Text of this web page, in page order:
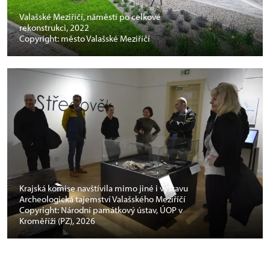
Valašské Meziříčí, náměstí po celkové
rekonstrukci, 2022
Copyright: město Valašské Meziříčí
Krajská komise navštívila mimo jiné i výstavu
Archeologická tajemství Valašského Meziříčí
Copyright: Národní památkový ústav, ÚOP v
Kroměříži (PZ), 2026